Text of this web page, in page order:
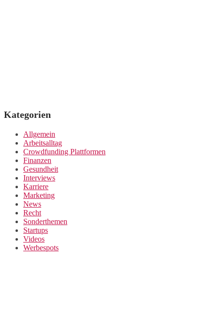
Kategorien
Allgemein
Arbeitsalltag
Crowdfunding Plattformen
Finanzen
Gesundheit
Interviews
Karriere
Marketing
News
Recht
Sonderthemen
Startups
Videos
Werbespots